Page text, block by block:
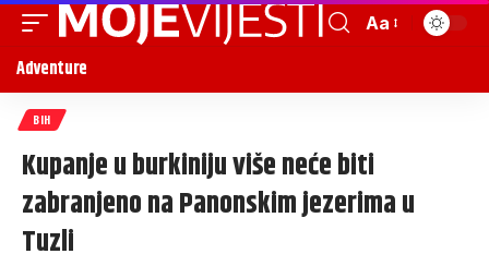
Aa
Adventure
BIH
Kupanje u burkiniju više neće biti
zabranjeno na Panonskim jezerima u
Tuzli